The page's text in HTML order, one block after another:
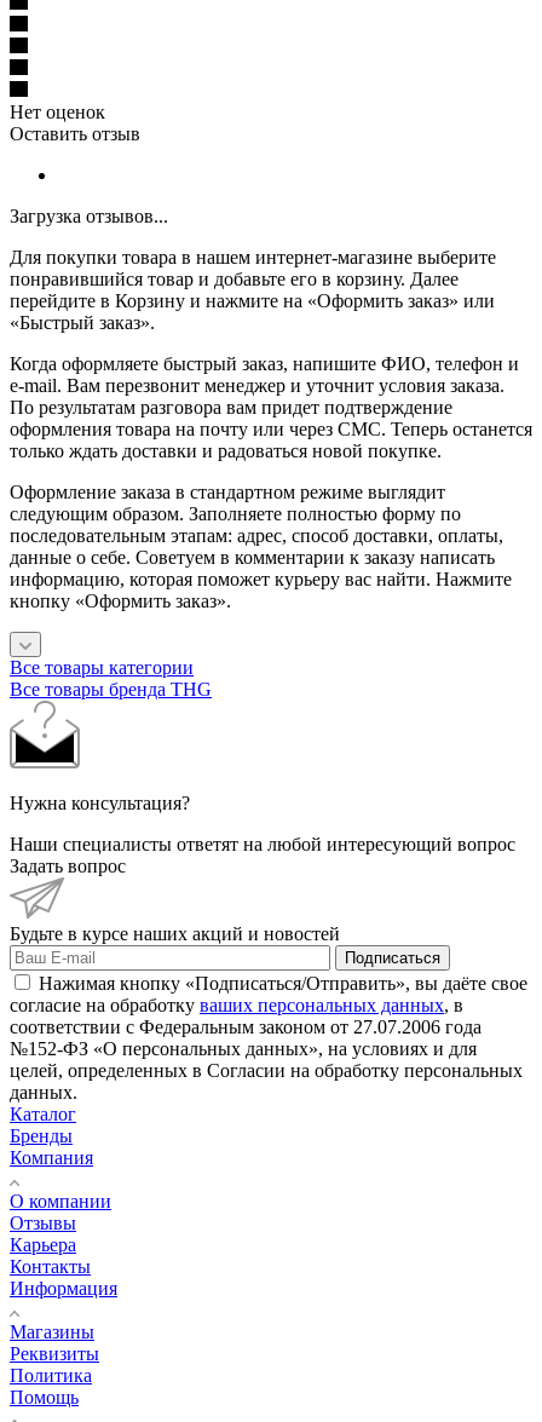
Нет оценок
Оставить отзыв
Загрузка отзывов...
Для покупки товара в нашем интернет-магазине выберите
понравившийся товар и добавьте его в корзину. Далее
перейдите в Корзину и нажмите на «Оформить заказ» или
«Быстрый заказ».
Когда оформляете быстрый заказ, напишите ФИО, телефон и
e-mail. Вам перезвонит менеджер и уточнит условия заказа.
По результатам разговора вам придет подтверждение
оформления товара на почту или через СМС. Теперь останется
только ждать доставки и радоваться новой покупке.
Оформление заказа в стандартном режиме выглядит
следующим образом. Заполняете полностью форму по
последовательным этапам: адрес, способ доставки, оплаты,
данные о себе. Советуем в комментарии к заказу написать
информацию, которая поможет курьеру вас найти. Нажмите
кнопку «Оформить заказ».
Все товары категории
Все товары бренда THG
Нужна консультация?
Наши специалисты ответят на любой интересующий вопрос
Задать вопрос
Будьте в курсе наших акций и новостей
Подписаться
Нажимая кнопку «Подписаться/Отправить», вы даёте свое
согласие на обработку ваших персональных данных, в
соответствии с Федеральным законом от 27.07.2006 года
№152-ФЗ «О персональных данных», на условиях и для
целей, определенных в Согласии на обработку персональных
данных.
Каталог
Бренды
Компания
О компании
Отзывы
Карьера
Контакты
Информация
Магазины
Реквизиты
Политика
Помощь